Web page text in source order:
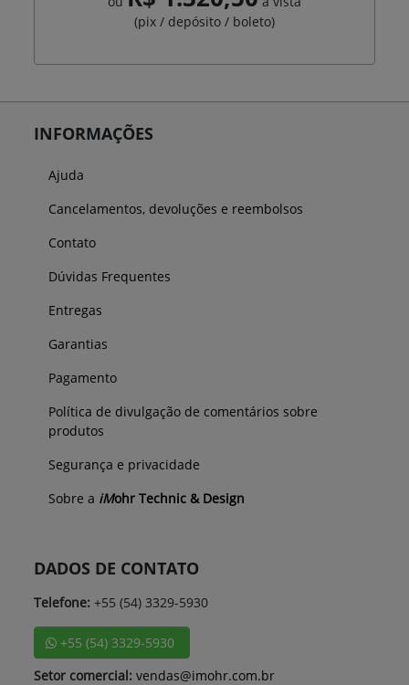
(pix / depósito / boleto)
INFORMAÇÕES
Ajuda
Cancelamentos, devoluções e reembolsos
Contato
Dúvidas Frequentes
Entregas
Garantias
Pagamento
Política de divulgação de comentários sobre
produtos
Segurança e privacidade
Sobre a iMohr Technic & Design
DADOS DE CONTATO
Telefone: +55 (54) 3329-5930
+55 (54) 3329-5930
Setor comercial: vendas@imohr.com.br